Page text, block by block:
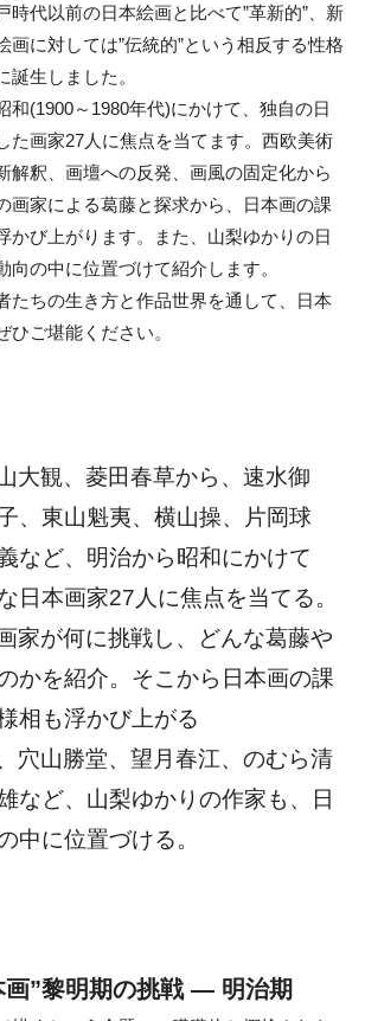
時代以前の日本絵画と比べて”革新的”、新
画に対しては”伝統的”という相反する性格
誕生しました。
和(1900～1980年代)にかけて、独自の日
た画家27人に焦点を当てます。西欧美術
解釈、画壇への反発、画風の固定化から
画家による葛藤と探求から、日本画の課
かび上がります。また、山梨ゆかりの日
向の中に位置づけて紹介します。
たちの生き方と作品世界を通して、日本
ひご堪能ください。
大観、菱田春草から、速水御
、東山魁夷、横山操、片岡球
など、明治から昭和にかけて
日本画家27人に焦点を当てる。
家が何に挑戦し、どんな葛藤や
かを紹介。そこから日本画の課
相も浮かび上がる
穴山勝堂、望月春江、のむら清
など、山梨ゆかりの作家も、日
中に位置づける。
”黎明期の挑戦 ― 明治期